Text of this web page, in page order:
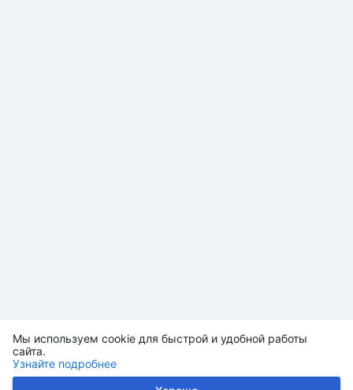
Мы используем cookie для быстрой и удобной работы
сайта.
Узнайте подробнее